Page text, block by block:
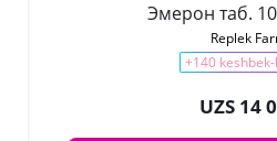
Эмерон таб.
Replek
+140
UZS 14